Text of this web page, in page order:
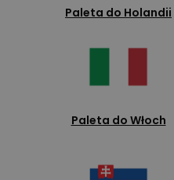
Paleta do Holandii
Paleta do Włoch